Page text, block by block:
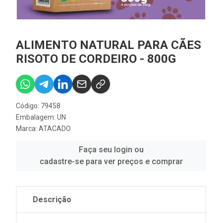
ALIMENTO NATURAL PARA CÃES
RISOTO DE CORDEIRO - 800G
Código: 79458
Embalagem: UN
Marca: ATACADO
Faça seu login ou
cadastre-se para ver preços e comprar
Descrição